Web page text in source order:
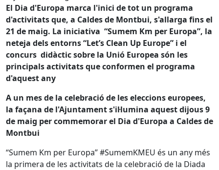
El Dia d'Europa marca l'inici de tot un programa
d'activitats que, a Caldes de Montbui, s'allarga fins el
21 de maig. La iniciativa “Sumem Km per Europa”, la
neteja dels entorns “Let’s Clean Up Europe” i el
concurs didàctic sobre la Unió Europea són les
principals activitats que conformen el programa
d'aquest any
A un mes de la celebració de les eleccions europees,
la façana de l'Ajuntament s'il·lumina aquest dijous 9
de maig per commemorar el Dia d'Europa a Caldes de
Montbui
“Sumem Km per Europa” #SumemKMEU és un any més
la primera de les activitats de la celebració de la Diada